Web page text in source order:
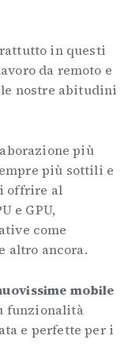
in questi
da remoto e
nostre abitudini
più
più sottili e
offrire al
e GPU,
come
altro ancora.
mobile
funzionalità
e perfette per i